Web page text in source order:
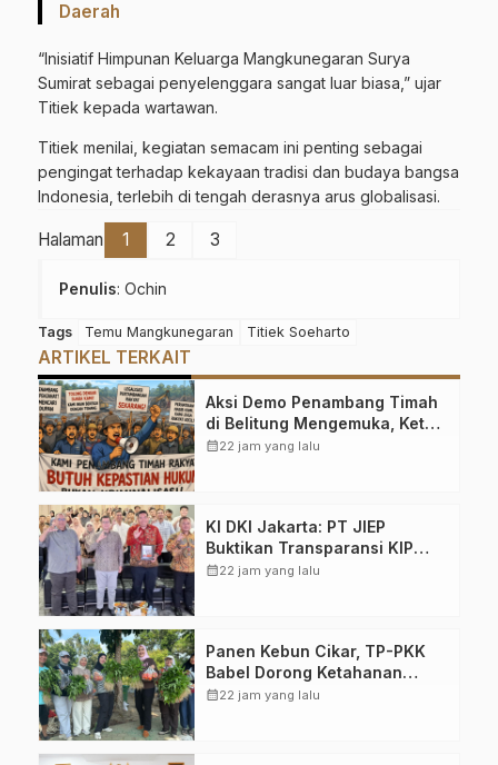
Daerah
“Inisiatif Himpunan Keluarga Mangkunegaran Surya
Sumirat sebagai penyelenggara sangat luar biasa,” ujar
Titiek kepada wartawan.
Titiek menilai, kegiatan semacam ini penting sebagai
pengingat terhadap kekayaan tradisi dan budaya bangsa
Indonesia, terlebih di tengah derasnya arus globalisasi.
Halaman 1 2 3
Penulis: Ochin
Tags Temu Mangkunegaran Titiek Soeharto
ARTIKEL TERKAIT
Aksi Demo Penambang Timah
di Belitung Mengemuka, Ketua
Komisi XII DPR Bambang
calendar_month22 jam yang lalu
KI DKI Jakarta: PT JIEP
Buktikan Transparansi KIP
Mampu Perkuat Tata Kelola
calendar_month22 jam yang lalu
Panen Kebun Cikar, TP-PKK
Babel Dorong Ketahanan
Pangan Dimulai dari
calendar_month22 jam yang lalu